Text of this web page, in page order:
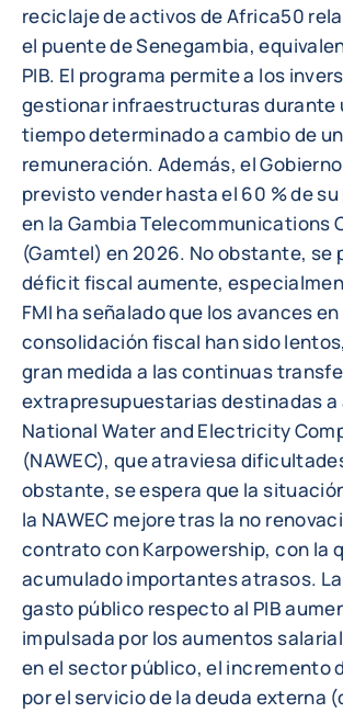
reciclaje de activos de Africa50
el puente de Senegambia,
PIB. El programa permite a los
gestionar infraestructuras durante
tiempo determinado a cambio de
remuneración. Además, el
previsto vender hasta el 60 % de
en la Gambia Telecommunications
(Gamtel) en 2026. No obstante, se
déficit fiscal aumente,
FMI ha señalado que los avances en
consolidación fiscal han sido
gran medida a las continuas
extrapresupuestarias destinadas a
National Water and Electricity
(NAWEC), que atraviesa
obstante, se espera que la
la NAWEC mejore tras la no
contrato con Karpowership, con la
acumulado importantes atrasos.
gasto público respecto al PIB
impulsada por los aumentos
en el sector público, el incremento
por el servicio de la deuda externa